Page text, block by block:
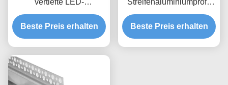
Fasergipsplatten-Profil für
Gipswandtrockenmauer
Beste Preis erhalten
mit PC Diffusor für Led
Fasergipsplattenprofil
Beste Preis erhalten